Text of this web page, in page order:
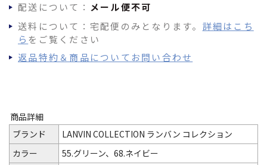
配送について： メール便不可
送料について：宅配便のみとなります。 詳細はこち
ら をご覧ください
返品特約＆商品についてお問い合わせ
商品詳細
ブランド
LANVIN COLLECTION ランバン コレクション
カラー
55.グリーン、68.ネイビー